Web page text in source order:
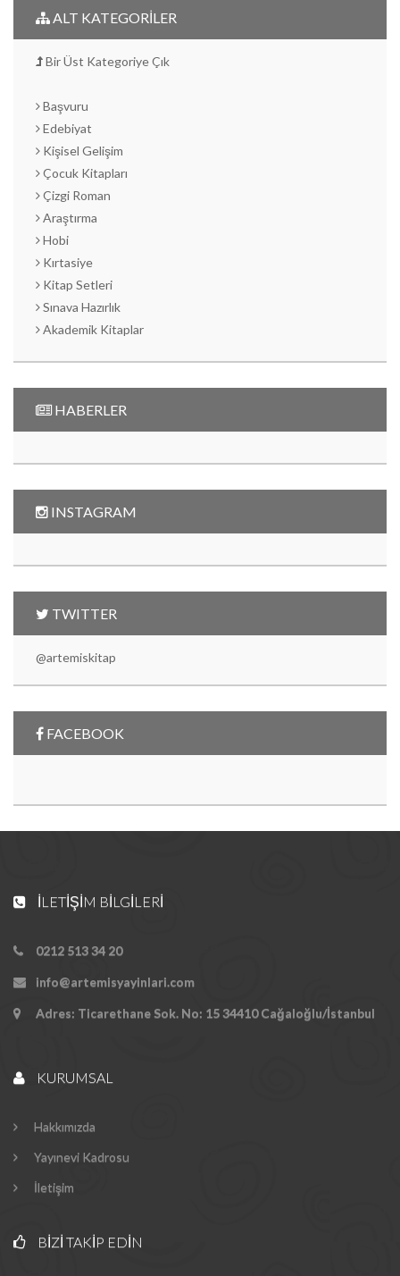
ALT KATEGORİLER
Bir Üst Kategoriye Çık
Başvuru
Edebiyat
Kişisel Gelişim
Çocuk Kitapları
Çizgi Roman
Araştırma
Hobi
Kırtasiye
Kitap Setleri
Sınava Hazırlık
Akademik Kitaplar
HABERLER
INSTAGRAM
TWITTER
@artemiskitap
FACEBOOK
İLETIŞIM BILGILERI
0212 513 34 20
info@artemisyayinlari.com
Adres: Ticarethane Sok. No: 15 34410 Cağaloğlu/İstanbul
KURUMSAL
Hakkımızda
Yayınevi Kadrosu
İletişim
BIZI TAKIP EDIN